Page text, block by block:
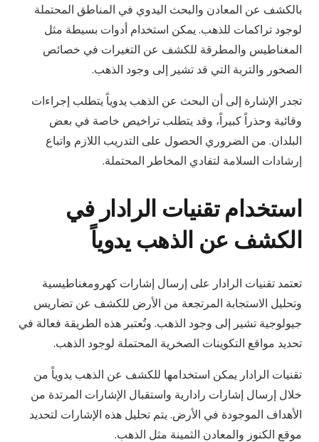
بالكشف عن المعادن والبحث اليدوي في المناطق المحتملة
لوجود تراكمات للذهب. يمكن استخدام أدوات بسيطة مثل
المغناطيس والمطرقة للكشف عن التغيرات في خصائص
الصخور والتربة التي قد تشير إلى وجود الذهب.
تجدر الإشارة إلى أن البحث عن الذهب يدوياً يتطلب إجراءات
وقائية وحذراً كبيراً، وقد يتطلب تراخيص خاصة في بعض
البلدان. من الضروري الحصول على التدريب اللازم واتباع
إرشادات السلامة لتفادي المخاطر المحتملة.
استخدام تقنيات الرادار في
الكشف عن الذهب يدوياً
تعتمد تقنيات الرادار على إرسال إشارات كهرومغناطيسية
وتحليل الاستجابة المرتجعة من الأرض للكشف عن تضاريس
جيولوجية تشير إلى وجود الذهب. وتُعتبر هذه الطريقة فعالة في
تحديد مواقع التكوينات الصخرية المحتملة لوجود الذهب.
تقنيات الرادار يمكن استخدامها للكشف عن الذهب يدوياً من
خلال إرسال إشارات رادارية واستقبال الإشارات المرتدة من
الأهداف الموجودة في الأرض. يتم تحليل هذه الإشارات لتحديد
موقع الكنوز والمعادن الثمينة مثل الذهب.